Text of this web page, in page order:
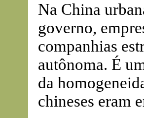
Na China
governo,
companhias
autônoma. É
da
chineses eram